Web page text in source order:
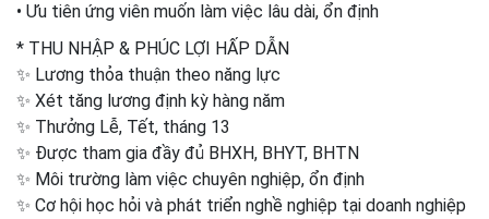
• Ưu tiên ứng viên muốn làm việc lâu dài, ổn định
* THU NHẬP & PHÚC LỢI HẤP DẪN
✨ Lương thỏa thuận theo năng lực
✨ Xét tăng lương định kỳ hàng năm
✨ Thưởng Lễ, Tết, tháng 13
✨ Được tham gia đầy đủ BHXH, BHYT, BHTN
✨ Môi trường làm việc chuyên nghiệp, ổn định
✨ Cơ hội học hỏi và phát triển nghề nghiệp tại doanh nghiệp